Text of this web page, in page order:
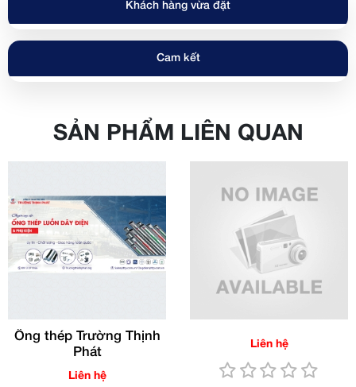
Khách hàng vừa đặt
Cam kết
SẢN PHẨM LIÊN QUAN
Ống thép Trường Thịnh
Phát
Liên hệ
Liên hệ